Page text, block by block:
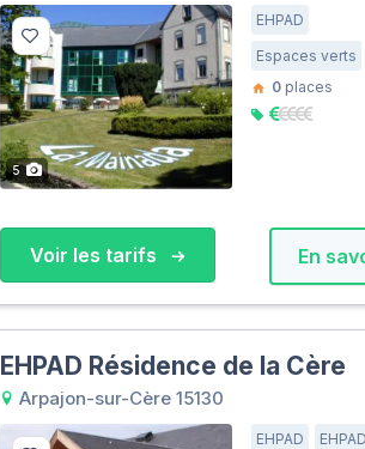
5
EHPAD
Espaces verts
0places
Voir les tarifs En
EHPAD Résidence de la Cère
Arpajon-sur-Cère 15130
EHPAD